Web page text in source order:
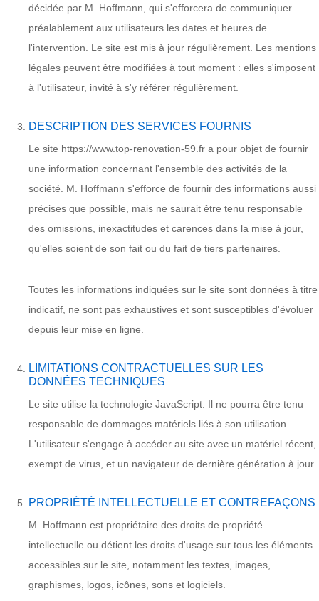
décidée par M. Hoffmann, qui s'efforcera de communiquer
préalablement aux utilisateurs les dates et heures de
l'intervention. Le site est mis à jour régulièrement. Les mentions
légales peuvent être modifiées à tout moment : elles s'imposent
à l'utilisateur, invité à s'y référer régulièrement.
DESCRIPTION DES SERVICES FOURNIS
Le site https://www.top-renovation-59.fr a pour objet de fournir
une information concernant l'ensemble des activités de la
société. M. Hoffmann s'efforce de fournir des informations aussi
précises que possible, mais ne saurait être tenu responsable
des omissions, inexactitudes et carences dans la mise à jour,
qu'elles soient de son fait ou du fait de tiers partenaires.
Toutes les informations indiquées sur le site sont données à titre
indicatif, ne sont pas exhaustives et sont susceptibles d'évoluer
depuis leur mise en ligne.
LIMITATIONS CONTRACTUELLES SUR LES
DONNÉES TECHNIQUES
Le site utilise la technologie JavaScript. Il ne pourra être tenu
responsable de dommages matériels liés à son utilisation.
L'utilisateur s'engage à accéder au site avec un matériel récent,
exempt de virus, et un navigateur de dernière génération à jour.
PROPRIÉTÉ INTELLECTUELLE ET CONTREFAÇONS
M. Hoffmann est propriétaire des droits de propriété
intellectuelle ou détient les droits d'usage sur tous les éléments
accessibles sur le site, notamment les textes, images,
graphismes, logos, icônes, sons et logiciels.